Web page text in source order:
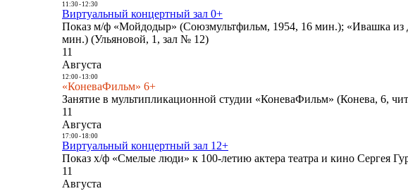
11:30- 12:30
Виртуальный концертный зал 0+
Показ м/ф «Мойдодыр» (Союзмультфильм, 1954, 16 мин.); «Ивашка из
мин.) (Ульяновой, 1, зал № 12)
11
Августа
12:00- 13:00
«КоневаФильм» 6+
Занятие в мультипликационной студии «КоневаФильм» (Конева, 6,
11
Августа
17:00- 18:00
Виртуальный концертный зал 12+
Показ х/ф «Смелые люди» к 100-летию актера театра и кино Сергея
11
Августа